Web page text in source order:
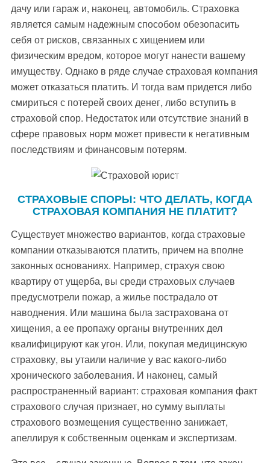
дачу или гараж и, наконец, автомобиль. Страховка
является самым надежным способом обезопасить
себя от рисков, связанных с хищением или
физическим вредом, которое могут нанести вашему
имуществу. Однако в ряде случае страховая компания
может отказаться платить. И тогда вам придется либо
смириться с потерей своих денег, либо вступить в
страховой спор. Недостаток или отсутствие знаний в
сфере правовых норм может привести к негативным
последствиям и финансовым потерям.
СТРАХОВЫЕ СПОРЫ: ЧТО ДЕЛАТЬ, КОГДА
СТРАХОВАЯ КОМПАНИЯ НЕ ПЛАТИТ?
Существует множество вариантов, когда страховые
компании отказываются платить, причем на вполне
законных основаниях. Например, страхуя свою
квартиру от ущерба, вы среди страховых случаев
предусмотрели пожар, а жилье пострадало от
наводнения. Или машина была застрахована от
хищения, а ее пропажу органы внутренних дел
квалифицируют как угон. Или, покупая медицинскую
страховку, вы утаили наличие у вас какого-либо
хронического заболевания. И наконец, самый
распространенный вариант: страховая компания факт
страхового случая признает, но сумму выплаты
страхового возмещения существенно занижает,
апеллируя к собственным оценкам и экспертизам.